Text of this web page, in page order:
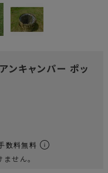
キャンパー ポッ
数料無料
せん。